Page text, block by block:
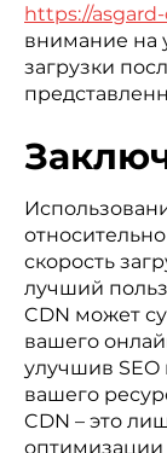
https://
внимание на
загрузки
скорость
лучший
CDN может
вашего
улучшив SEO
вашего
CDN – это
оптимизации